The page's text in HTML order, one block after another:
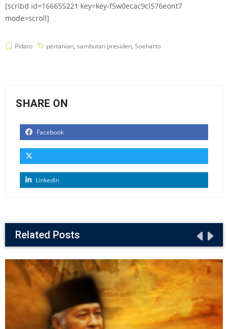
[scribd id=166655221 key=key-f5w0ecac9cl576eont7
mode=scroll]
Pidato pertanian, sambutan presiden, Soeharto
SHARE ON
Facebook
Linkedin
Related Posts